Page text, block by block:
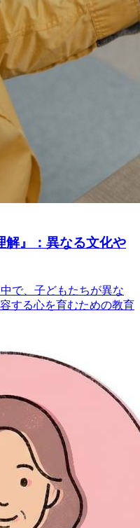
解』：異なる文化や
で、子どもたちが異な
する心を育むための教育